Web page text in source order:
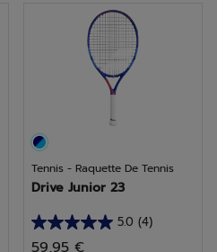
Tennis - Raquette De Tennis
Drive Junior 23
5.0 (4)
5.0
59,95 €